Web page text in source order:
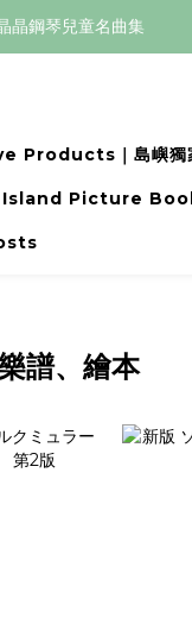
晶鋼琴兒童名曲集
Products｜島嶼獨
Island Picture
譜、繪本